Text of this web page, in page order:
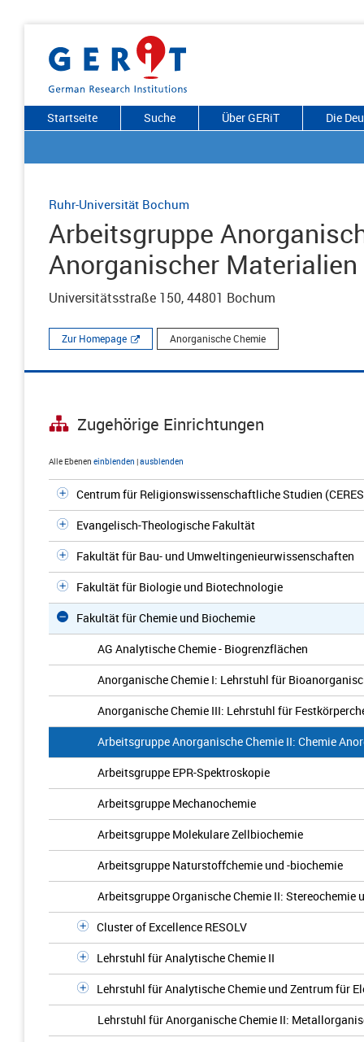
Startseite Suche Über GERiT Die
Ruhr-Universität Bochum
Arbeitsgruppe
Anorganischer Materialien
Universitätsstraße 150, 44801 Bochum
Zur Homepage Anorganische Chemie
Zugehörige Einrichtungen
Alle Ebenen einblenden |ausblenden
Centrum für Religionswissenschaftliche Studien
Evangelisch-Theologische Fakultät
Fakultät für Bau- und Umweltingenieurwissenschaften
Fakultät für Biologie und Biotechnologie
Fakultät für Chemie und Biochemie
AG Analytische Chemie - Biogrenzflächen
Anorganische Chemie I: Lehrstuhl für
Anorganische Chemie III: Lehrstuhl für
Arbeitsgruppe Anorganische Chemie II: Chemie
Arbeitsgruppe EPR-Spektroskopie
Arbeitsgruppe Mechanochemie
Arbeitsgruppe Molekulare Zellbiochemie
Arbeitsgruppe Naturstoffchemie und -biochemie
Arbeitsgruppe Organische Chemie II:
Cluster of Excellence RESOLV
Lehrstuhl für Analytische Chemie II
Lehrstuhl für Analytische Chemie und Zentrum für
Lehrstuhl für Anorganische Chemie II: